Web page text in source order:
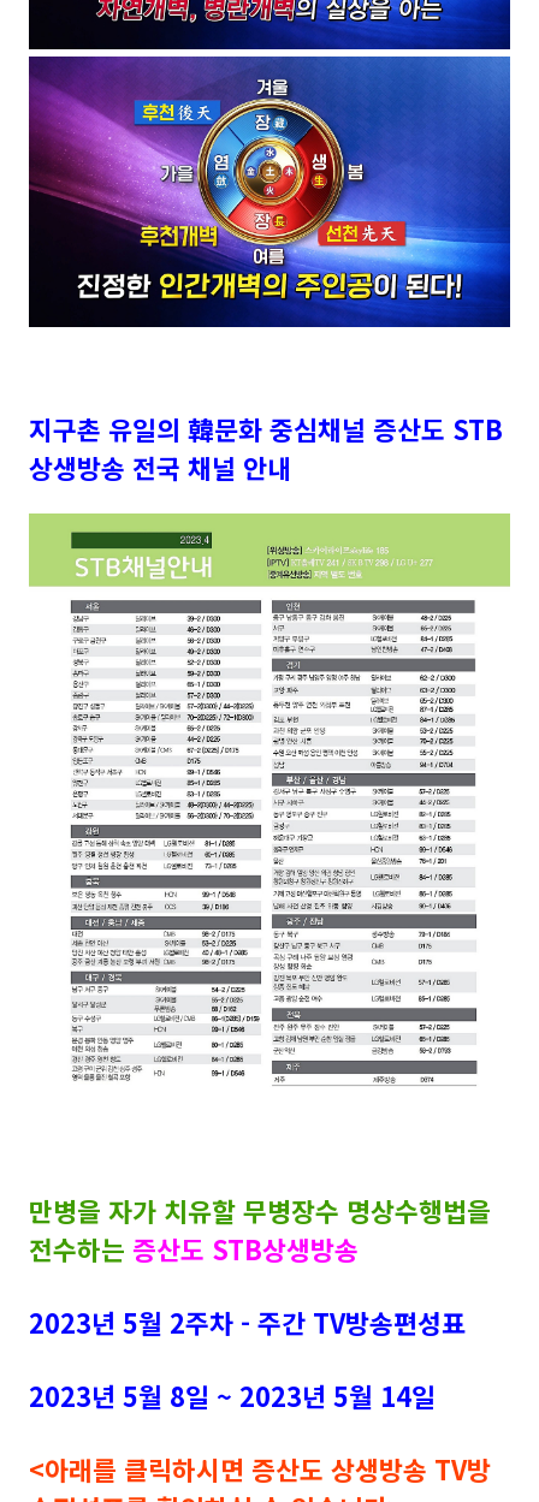
지구촌 유일의 韓문화 중심채널 증산도 STB
상생방송 전국 채널 안내
만병을 자가 치유할 무병장수 명상수행법을
전수하는 증산도 STB상생방송
2023년 5월 2주차 - 주간 TV방송편성표
2023년 5월 8일 ~ 2023년 5월 14일
<아래를 클릭하시면 증산도 상생방송 TV방